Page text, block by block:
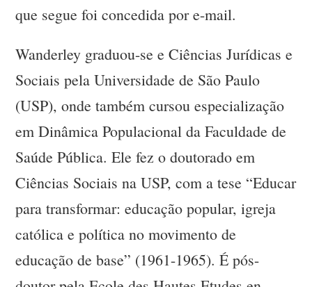
que segue foi concedida por e-mail.
Wanderley graduou-se e Ciências Jurídicas e
Sociais pela Universidade de São Paulo
(USP), onde também cursou especialização
em Dinâmica Populacional da Faculdade de
Saúde Pública. Ele fez o doutorado em
Ciências Sociais na USP, com a tese “Educar
para transformar: educação popular, igreja
católica e política no movimento de
educação de base” (1961-1965). É pós-